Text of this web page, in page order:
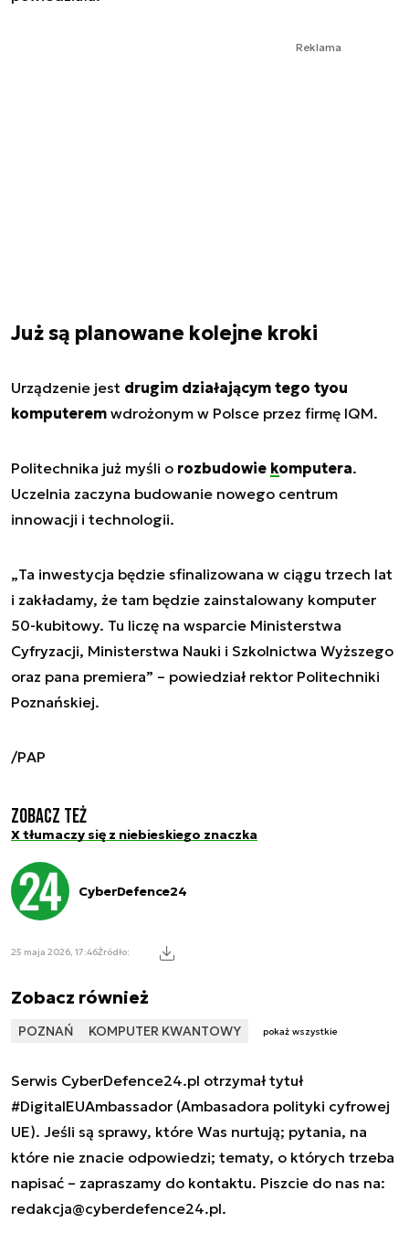
Reklama
Już są planowane kolejne kroki
Urządzenie jest drugim działającym tego tyou
komputerem wdrożonym w Polsce przez firmę IQM.
Politechnika już myśli o rozbudowie komputera.
Uczelnia zaczyna budowanie nowego centrum
innowacji i technologii.
„Ta inwestycja będzie sfinalizowana w ciągu trzech lat
i zakładamy, że tam będzie zainstalowany komputer
50-kubitowy. Tu liczę na wsparcie Ministerstwa
Cyfryzacji, Ministerstwa Nauki i Szkolnictwa Wyższego
oraz pana premiera” – powiedział rektor Politechniki
Poznańskiej.
/PAP
Zobacz też
X tłumaczy się z niebieskiego znaczka
CyberDefence24
25 maja 2026, 17:46Źródło:
Zobacz również
POZNAŃ KOMPUTER KWANTOWY pokaż wszystkie
Serwis CyberDefence24.pl otrzymał tytuł
#DigitalEUAmbassador (Ambasadora polityki cyfrowej
UE). Jeśli są sprawy, które Was nurtują; pytania, na
które nie znacie odpowiedzi; tematy, o których trzeba
napisać – zapraszamy do kontaktu. Piszcie do nas na:
redakcja@cyberdefence24.pl.